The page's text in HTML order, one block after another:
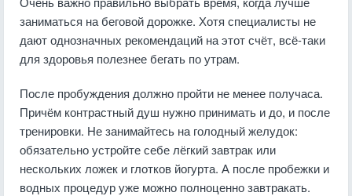
заниматься на беговой дорожке. Хотя специалисты не
дают однозначных рекомендаций на этот счёт, всё-таки
для здоровья полезнее бегать по утрам.
После пробуждения должно пройти не менее получаса.
Причём контрастный душ нужно принимать и до, и после
тренировки. Не занимайтесь на голодный желудок:
обязательно устройте себе лёгкий завтрак или
нескольких ложек и глотков йогурта. А после пробежки и
водных процедур уже можно полноценно завтракать.